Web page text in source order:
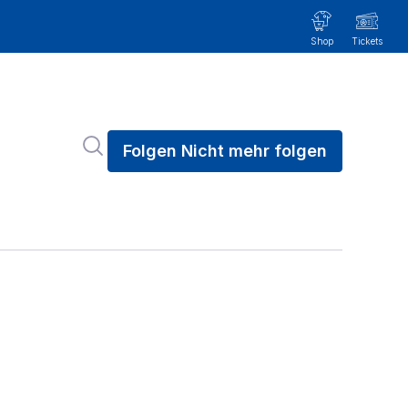
Im Newsroom suchen
Folgen Nicht mehr folgen